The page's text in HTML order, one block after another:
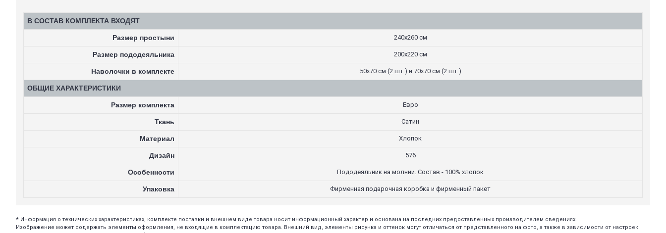
В СОСТАВ КОМПЛЕКТА ВХОДЯТ
Размер простыни 240х260 см
Размер пододеяльника 200х220 см
Наволочки в комплекте 50х70 см (2 шт.) и 70х70 см (2 шт.)
ОБЩИЕ ХАРАКТЕРИСТИКИ
Размер комплекта Евро
Ткань Сатин
Материал Хлопок
Дизайн 576
Особенности Пододеяльник на молнии. Состав - 100% хлопок
Упаковка Фирменная подарочная коробка и фирменный пакет
* Информация о технических характеристиках, комплекте поставки и внешнем виде товара носит информационный характер и основана на последних предоставленных производителем сведениях.
Изображение может содержать элементы оформления, не входящие в комплектацию товара. Внешний вид, элементы рисунка и оттенок могут отличаться от представленного на фото, а также в зависимости от настроек